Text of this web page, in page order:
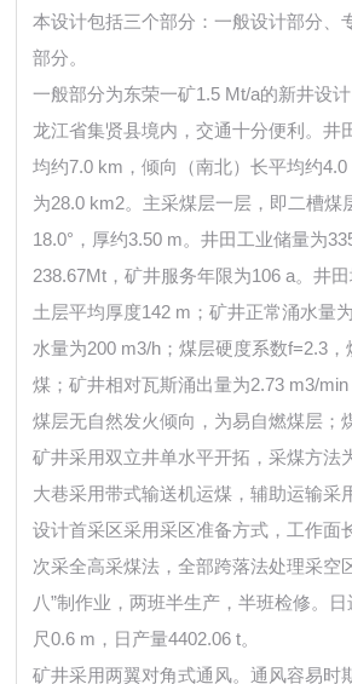
本设计包括三个部分：一般设计部分、
部分。
一般部分为东荣一矿1.5 Mt/a的新井设
龙江省集贤县境内，交通十分便利。井
均约7.0 km，倾向（南北）长平均约
为28.0 km2。主采煤层一层，即二槽煤
18.0°，厚约3.50 m。井田工业储量为
238.67Mt，矿井服务年限为106 a。井
土层平均厚度142 m；矿井正常涌水量
水量为200 m3/h；煤层硬度系数f=2.3
煤；矿井相对瓦斯涌出量为2.73 m3/min
煤层无自然发火倾向，为易自燃煤层；
矿井采用双立井单水平开拓，采煤方法
大巷采用带式输送机运煤，辅助运输采
设计首采区采用采区准备方式，工作面
次采全高采煤法，全部跨落法处理采空
八”制作业，两班半生产，半班检修。
尺0.6 m，日产量4402.06 t。
矿井采用两翼对角式通风。通风容易时